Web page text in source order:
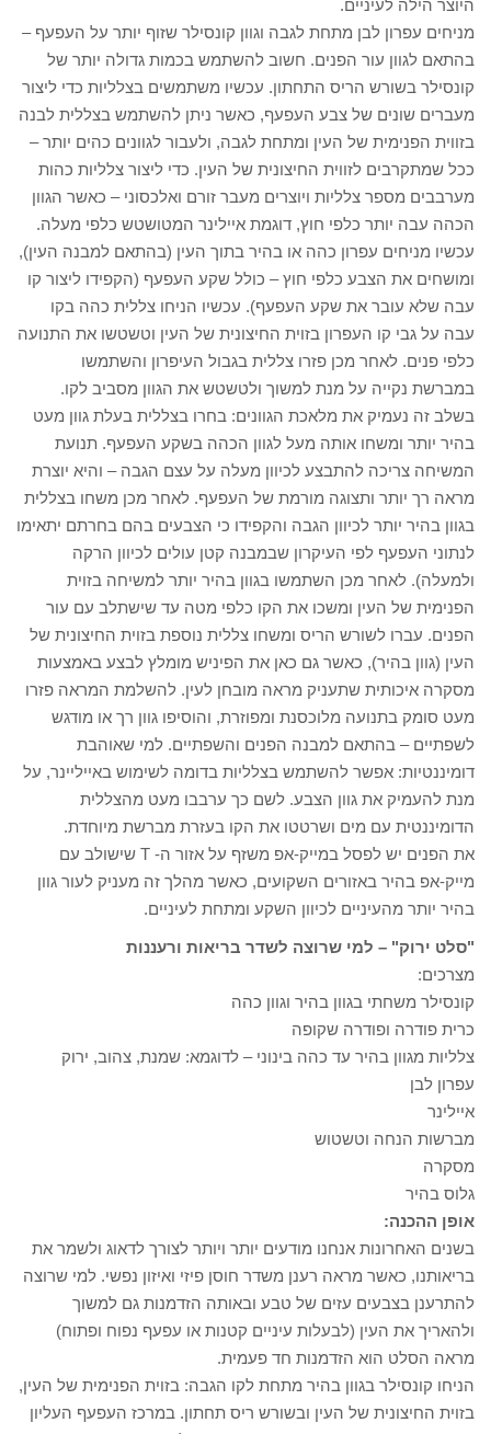
היוצר הילה לעיניים.
מניחים עפרון לבן מתחת לגבה וגוון קונסילר שזוף יותר על העפעף –
בהתאם לגוון עור הפנים. חשוב להשתמש בכמות גדולה יותר של
קונסילר בשורש הריס התחתון. עכשיו משתמשים בצלליות כדי ליצור
מעברים שונים של צבע העפעף, כאשר ניתן להשתמש בצללית לבנה
בזווית הפנימית של העין ומתחת לגבה, ולעבור לגוונים כהים יותר –
ככל שמתקרבים לזווית החיצונית של העין. כדי ליצור צלליות כהות
מערבבים מספר צלליות ויוצרים מעבר זורם ואלכסוני – כאשר הגוון
הכהה עבה יותר כלפי חוץ, דוגמת איילינר המטושטש כלפי מעלה.
עכשיו מניחים עפרון כהה או בהיר בתוך העין (בהתאם למבנה העין),
ומושחים את הצבע כלפי חוץ – כולל שקע העפעף (הקפידו ליצור קו
עבה שלא עובר את שקע העפעף). עכשיו הניחו צללית כהה בקו
עבה על גבי קו העפרון בזוית החיצונית של העין וטשטשו את התנועה
כלפי פנים. לאחר מכן פזרו צללית בגבול העיפרון והשתמשו
במברשת נקייה על מנת למשוך ולטשטש את הגוון מסביב לקו.
בשלב זה נעמיק את מלאכת הגוונים: בחרו בצללית בעלת גוון מעט
בהיר יותר ומשחו אותה מעל לגוון הכהה בשקע העפעף. תנועת
המשיחה צריכה להתבצע לכיוון מעלה על עצם הגבה – והיא יוצרת
מראה רך יותר ותצוגה מורמת של העפעף. לאחר מכן משחו בצללית
בגוון בהיר יותר לכיוון הגבה והקפידו כי הצבעים בהם בחרתם יתאימו
לנתוני העפעף לפי העיקרון שבמבנה קטן עולים לכיוון הרקה
ולמעלה). לאחר מכן השתמשו בגוון בהיר יותר למשיחה בזוית
הפנימית של העין ומשכו את הקו כלפי מטה עד שישתלב עם עור
הפנים. עברו לשורש הריס ומשחו צללית נוספת בזוית החיצונית של
העין (גוון בהיר), כאשר גם כאן את הפיניש מומלץ לבצע באמצעות
מסקרה איכותית שתעניק מראה מובחן לעין. להשלמת המראה פזרו
מעט סומק בתנועה מלוכסנת ומפוזרת, והוסיפו גוון רך או מודגש
לשפתיים – בהתאם למבנה הפנים והשפתיים. למי שאוהבת
דומיננטיות: אפשר להשתמש בצלליות בדומה לשימוש באייליינר, על
מנת להעמיק את גוון הצבע. לשם כך ערבבו מעט מהצללית
הדומיננטית עם מים ושרטטו את הקו בעזרת מברשת מיוחדת.
את הפנים יש לפסל במייק-אפ משזף על אזור ה- T שישולב עם
מייק-אפ בהיר באזורים השקועים, כאשר מהלך זה מעניק לעור גוון
בהיר יותר מהעיניים לכיוון השקע ומתחת לעיניים.
"סלט ירוק" – למי שרוצה לשדר בריאות ורעננות
מצרכים:
קונסילר משחתי בגוון בהיר וגוון כהה
כרית פודרה ופודרה שקופה
צלליות מגוון בהיר עד כהה בינוני – לדוגמא: שמנת, צהוב, ירוק
עפרון לבן
איילינר
מברשות הנחה וטשטוש
מסקרה
גלוס בהיר
אופן ההכנה:
בשנים האחרונות אנחנו מודעים יותר ויותר לצורך לדאוג ולשמר את
בריאותנו, כאשר מראה רענן משדר חוסן פיזי ואיזון נפשי. למי שרוצה
להתרענן בצבעים עזים של טבע ובאותה הזדמנות גם למשוך
ולהאריך את העין (לבעלות עיניים קטנות או עפעף נפוח ופתוח)
מראה הסלט הוא הזדמנות חד פעמית.
הניחו קונסילר בגוון בהיר מתחת לקו הגבה: בזוית הפנימית של העין,
בזוית החיצונית של העין ובשורש ריס תחתון. במרכז העפעף העליון